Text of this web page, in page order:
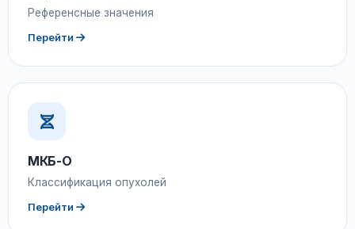
Референсные значения
Перейти
МКБ-О
Классификация опухолей
Перейти